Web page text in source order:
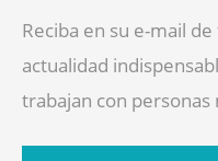
Reciba en su e-mail
actualidad
trabajan con